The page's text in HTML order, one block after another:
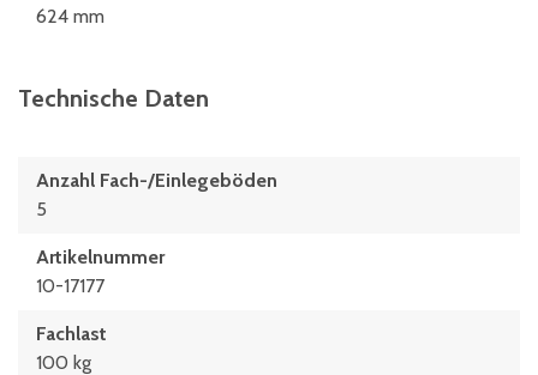
624 mm
Technische Daten
Anzahl Fach-/Einlegeböden
5
Artikelnummer
10-17177
Fachlast
100 kg